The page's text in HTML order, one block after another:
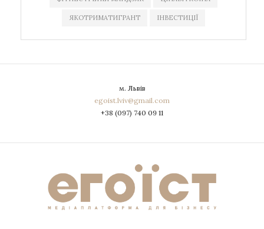
ЯКОТРИМАТИГРАНТ ІНВЕСТИЦІЇ
м. Львів
egoist.lviv@gmail.com
+38 (097) 740 09 11